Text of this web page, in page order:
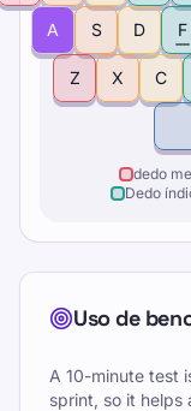
A S D F
Z X C
dedo
Dedo
Uso de
A 10-minute test
sprint, so it helps